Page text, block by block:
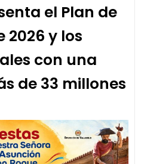
el Plan de
2026 y los
con una
de 33 millones